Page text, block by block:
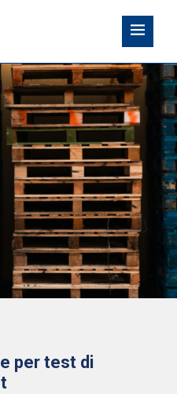
per test di